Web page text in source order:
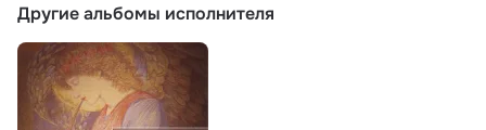
Другие альбомы исполнителя